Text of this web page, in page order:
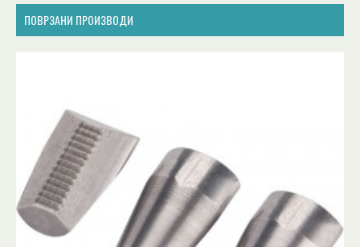
ПОВРЗАНИ ПРОИЗВОДИ